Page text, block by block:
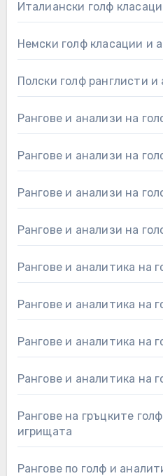
Италиански голф
Немски голф класации и
Полски голф ранглисти и
Рангове и анализи на
Рангове и анализи на
Рангове и анализи на
Рангове и анализи на
Рангове и аналитика на
Рангове и аналитика на
Рангове и аналитика на
Рангове и аналитика на
Рангове на гръцките
игрищата
Рангове по голф и